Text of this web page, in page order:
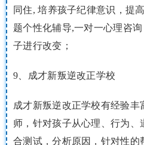
同住, 培养孩子纪律意识，提
题个性化辅导,一对一心理咨
子进行改变；
9、成才新叛逆改正学校
成才新叛逆改正学校有经验
师，针对孩子从心理、行为、
合测试，分析原因，针对性的